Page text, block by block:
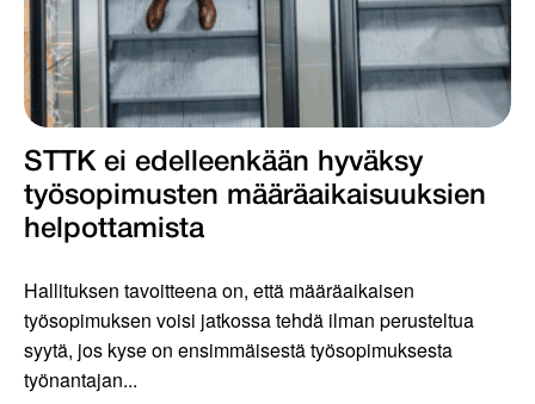
STTK ei edelleenkään hyväksy
työsopimusten määräaikaisuuksien
helpottamista
Hallituksen tavoitteena on, että määräaikaisen
työsopimuksen voisi jatkossa tehdä ilman perusteltua
syytä, jos kyse on ensimmäisestä työsopimuksesta
työnantajan...